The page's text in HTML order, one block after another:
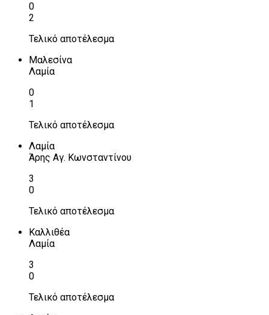
0
2
Τελικό αποτέλεσμα
Μαλεσίνα
Λαμία
0
1
Τελικό αποτέλεσμα
Λαμία
Άρης Αγ. Κωνσταντίνου
3
0
Τελικό αποτέλεσμα
Καλλιθέα
Λαμία
3
0
Τελικό αποτέλεσμα